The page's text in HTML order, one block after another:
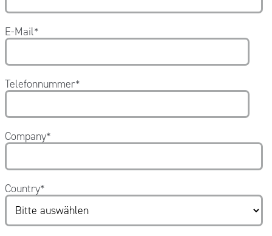
E-Mail*
Telefonnummer*
Company*
Country*